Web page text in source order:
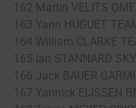
162 Martin VELITS
163 Yann HUGUET
164 William CLARKE
165 Ian STANNARD
166 Jack BAUER
167 Yannick EIJSSEN